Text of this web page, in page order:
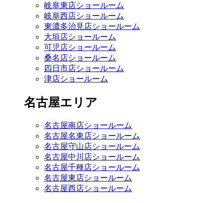
岐阜東店ショールーム
岐阜西店ショールーム
東濃多治見店ショールーム
大垣店ショールーム
可児店ショールーム
桑名店ショールーム
四日市店ショールーム
津店ショールーム
名古屋エリア
名古屋南店ショールーム
名古屋名東店ショールーム
名古屋守山店ショールーム
名古屋中川店ショールーム
名古屋千種店ショールーム
名古屋東店ショールーム
名古屋西店ショールーム